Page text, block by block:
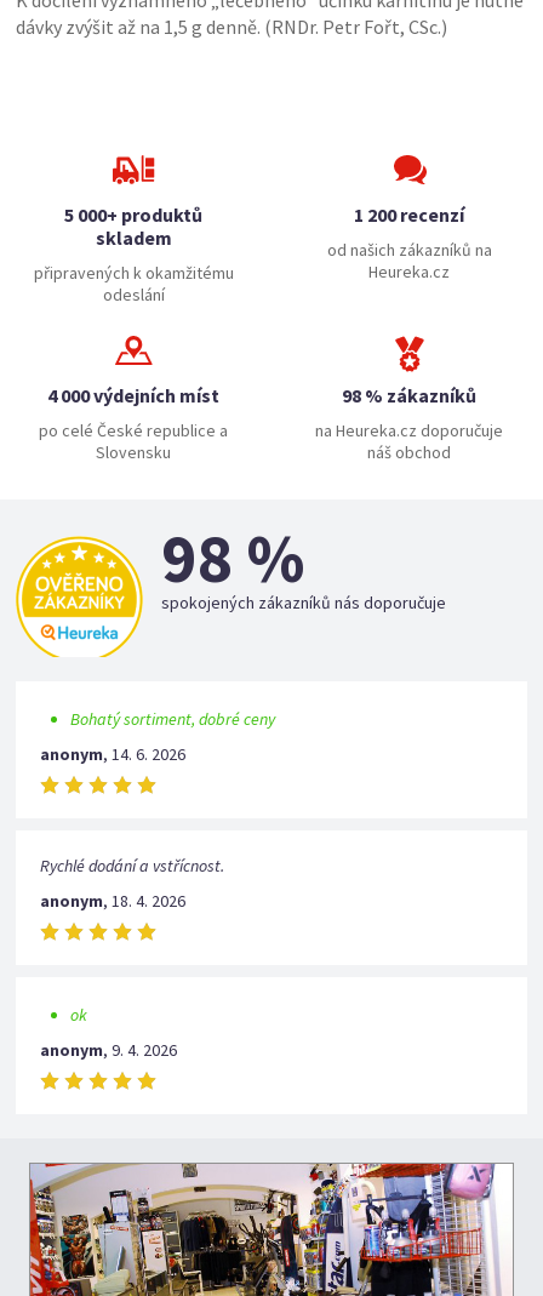
dávky zvýšit až na 1,5 g denně. (RNDr. Petr Fořt, CSc.)
5 000+ produktů
skladem
připravených k okamžitému
odeslání
1 200 recenzí
od našich zákazníků na
Heureka.cz
4 000 výdejních míst
po celé České republice a
Slovensku
98 % zákazníků
na Heureka.cz doporučuje
náš obchod
98 %
spokojených zákazníků nás doporučuje
Bohatý sortiment, dobré ceny
anonym,14. 6. 2026
Rychlé dodání a vstřícnost.
anonym,18. 4. 2026
ok
anonym,9. 4. 2026